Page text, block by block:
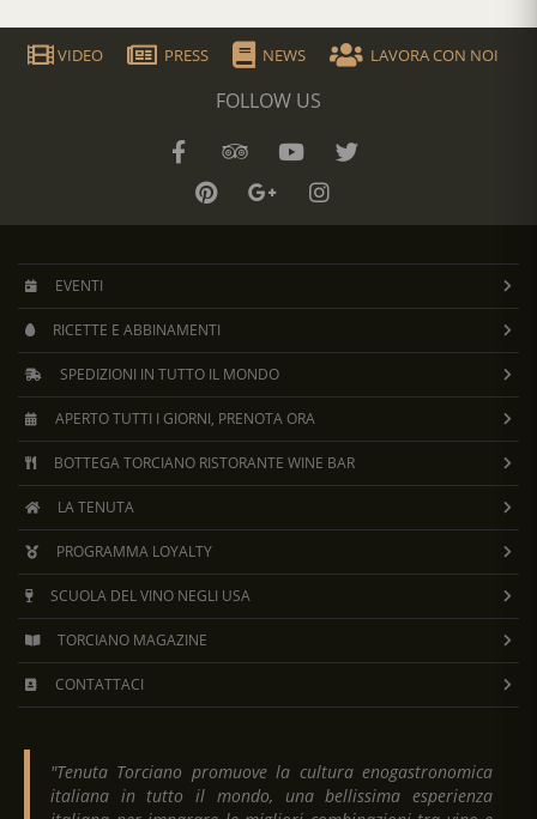
VIDEO PRESS NEWS LAVORA CON NOI
FOLLOW US
EVENTI
RICETTE E ABBINAMENTI
SPEDIZIONI IN TUTTO IL MONDO
APERTO TUTTI I GIORNI, PRENOTA ORA
BOTTEGA TORCIANO RISTORANTE WINE BAR
LA TENUTA
PROGRAMMA LOYALTY
SCUOLA DEL VINO NEGLI USA
TORCIANO MAGAZINE
CONTATTACI
"Tenuta Torciano promuove la cultura enogastronomica
italiana in tutto il mondo, una bellissima esperienza